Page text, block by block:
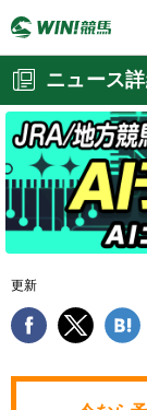
ニュース
更新